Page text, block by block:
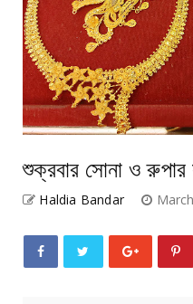
শুক্রবার সোনা ও রুপার
Haldia Bandar